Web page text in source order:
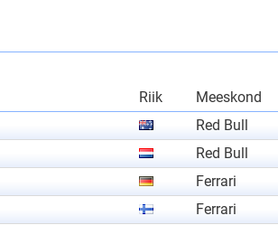
Riik Meeskond
Red Bull
Red Bull
Ferrari
Ferrari